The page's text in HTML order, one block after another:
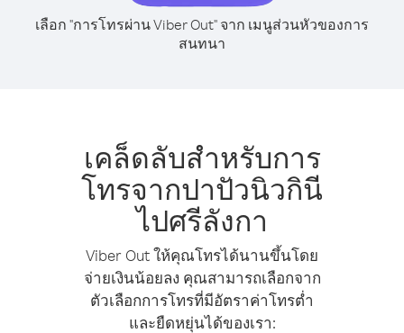
เลือก "การโทรผ่าน Viber Out" จาก เมนูส่วนหัวของการ
สนทนา
เคล็ดลับสำหรับการ
โทรจากปาปัวนิวกินี
ไปศรีลังกา
Viber Out ให้คุณโทรได้นานขึ้นโดย
จ่ายเงินน้อยลง คุณสามารถเลือกจาก
ตัวเลือกการโทรที่มีอัตราค่าโทรต่ำ
และยืดหยุ่นได้ของเรา: